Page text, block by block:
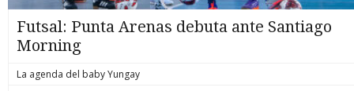
Futsal: Punta Arenas debuta ante Santiago
Morning
La agenda del baby Yungay